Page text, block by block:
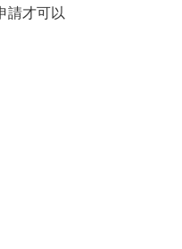
請才可以